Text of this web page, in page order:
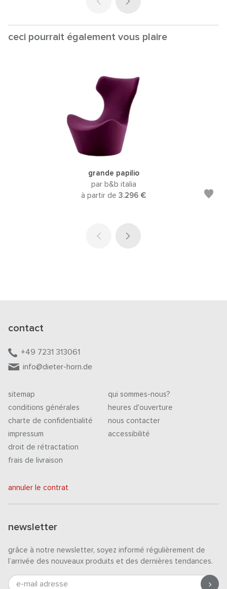
ceci pourrait également vous plaire
grande papilio
par b&b italia
à partir de 3.296 €
contact
+49 7231 313061
info@dieter-horn.de
sitemap
conditions générales
charte de confidentialité
impressum
droit de rétractation
frais de livraison
qui sommes-nous?
heures d'ouverture
nous contacter
accessibilité
annuler le contrat
newsletter
grâce à notre newsletter, soyez informé régulièrement de
l’arrivée des nouveaux produits et des dernières tendances.
e-mail adresse